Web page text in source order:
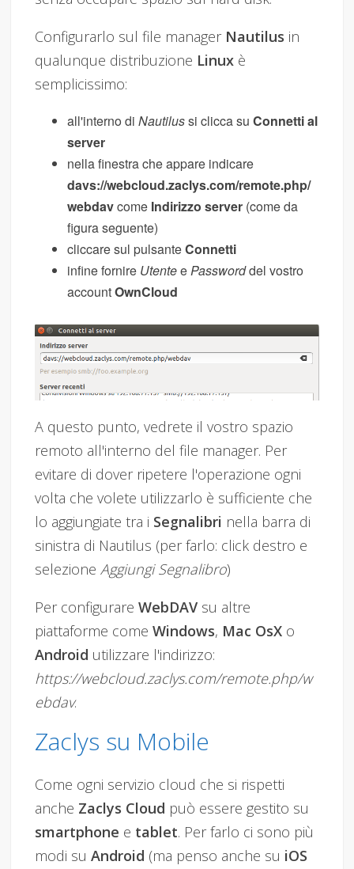
Configurarlo sul file manager Nautilus in
qualunque distribuzione Linux è
semplicissimo:
all'interno diNautilussi clicca suConnetti al
server
nella finestra che appare indicare
davs://webcloud.zaclys.com/remote.php/
webdavcome Indirizzo server (come da
figura seguente)
cliccare sul pulsanteConnetti
infine fornire UtenteePassworddel vostro
accountOwnCloud
A questo punto, vedrete il vostro spazio
remoto all'interno del file manager. Per
evitare di dover ripetere l'operazione ogni
volta che volete utilizzarlo è sufficiente che
lo aggiungiate tra i Segnalibri nella barra di
sinistra di Nautilus (per farlo: click destro e
selezioneAggiungi Segnalibro)
Per configurareWebDAV su altre
piattaforme comeWindows, Mac OsX o
Android utilizzare l'indirizzo:
https://webcloud.zaclys.com/remote.php/w
ebdav.
Zaclys su Mobile
Come ogni servizio cloud che si rispetti
anche Zaclys Cloud può essere gestito su
smartphone e tablet. Per farlo ci sono più
modi suAndroid (ma penso anche su iOS